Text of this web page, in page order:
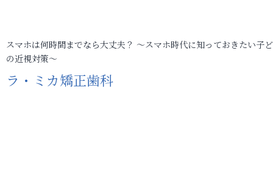
スマホは何時間までなら大丈夫？ ～スマホ時代に知っておきたい子
の近視対策～
ラ・ミカ矯正歯科